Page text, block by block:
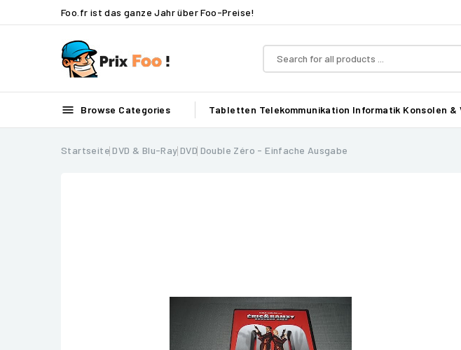
Foo.fr ist das ganze Jahr über Foo-Preise!
 Browse Categories Tabletten Telekommunikation Informatik Konsolen &
Startseite DVD & Blu-Ray DVD Double Zéro - Einfache Ausgabe